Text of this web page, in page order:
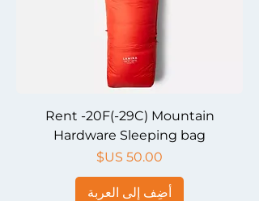
Rent -20F(-29C) Mountain
Hardware Sleeping bag
السعر
أضِف إلى العربة